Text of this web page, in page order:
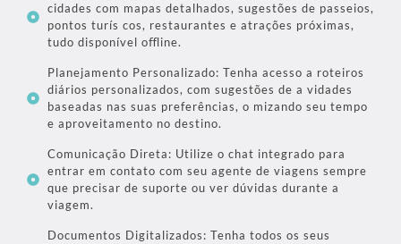
cidades com mapas detalhados, sugestões de passeios,
pontos turís cos, restaurantes e atrações próximas,
tudo disponível oﬄine.
Planejamento Personalizado: Tenha acesso a roteiros
diários personalizados, com sugestões de a vidades
baseadas nas suas preferências, o mizando seu tempo
e aproveitamento no destino.
Comunicação Direta: Utilize o chat integrado para
entrar em contato com seu agente de viagens sempre
que precisar de suporte ou ver dúvidas durante a
viagem.
Documentos Digitalizados: Tenha todos os seus